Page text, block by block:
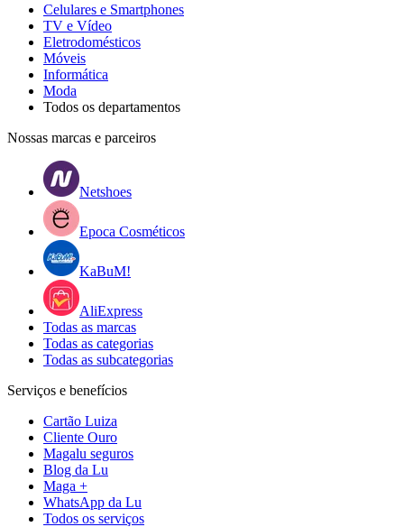
Celulares e Smartphones
TV e Vídeo
Eletrodomésticos
Móveis
Informática
Moda
Todos os departamentos
Nossas marcas e parceiros
Netshoes
Epoca Cosméticos
KaBuM!
AliExpress
Todas as marcas
Todas as categorias
Todas as subcategorias
Serviços e benefícios
Cartão Luiza
Cliente Ouro
Magalu seguros
Blog da Lu
Maga +
WhatsApp da Lu
Todos os serviços